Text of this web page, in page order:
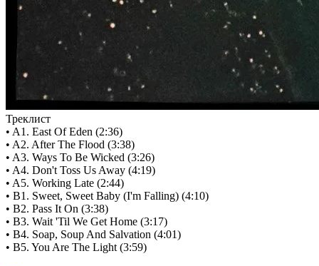
Треклист
• A1. East Of Eden (2:36)
• A2. After The Flood (3:38)
• A3. Ways To Be Wicked (3:26)
• A4. Don't Toss Us Away (4:19)
• A5. Working Late (2:44)
• B1. Sweet, Sweet Baby (I'm Falling) (4:10)
• B2. Pass It On (3:38)
• B3. Wait 'Til We Get Home (3:17)
• B4. Soap, Soup And Salvation (4:01)
• B5. You Are The Light (3:59)